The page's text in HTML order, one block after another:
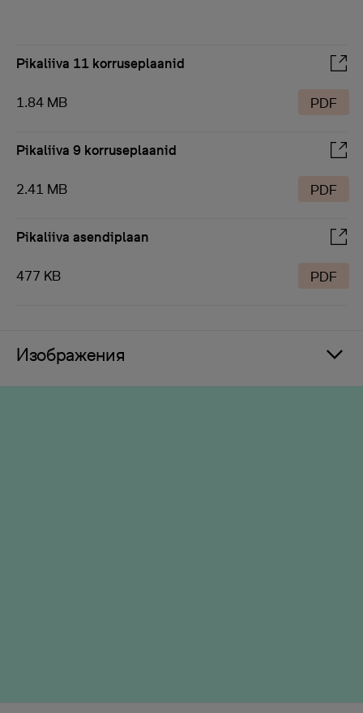
Pikaliiva 11 korruseplaanid
1.84 MB PDF
Pikaliiva 9 korruseplaanid
2.41 MB PDF
Pikaliiva asendiplaan
477 KB PDF
Изображения